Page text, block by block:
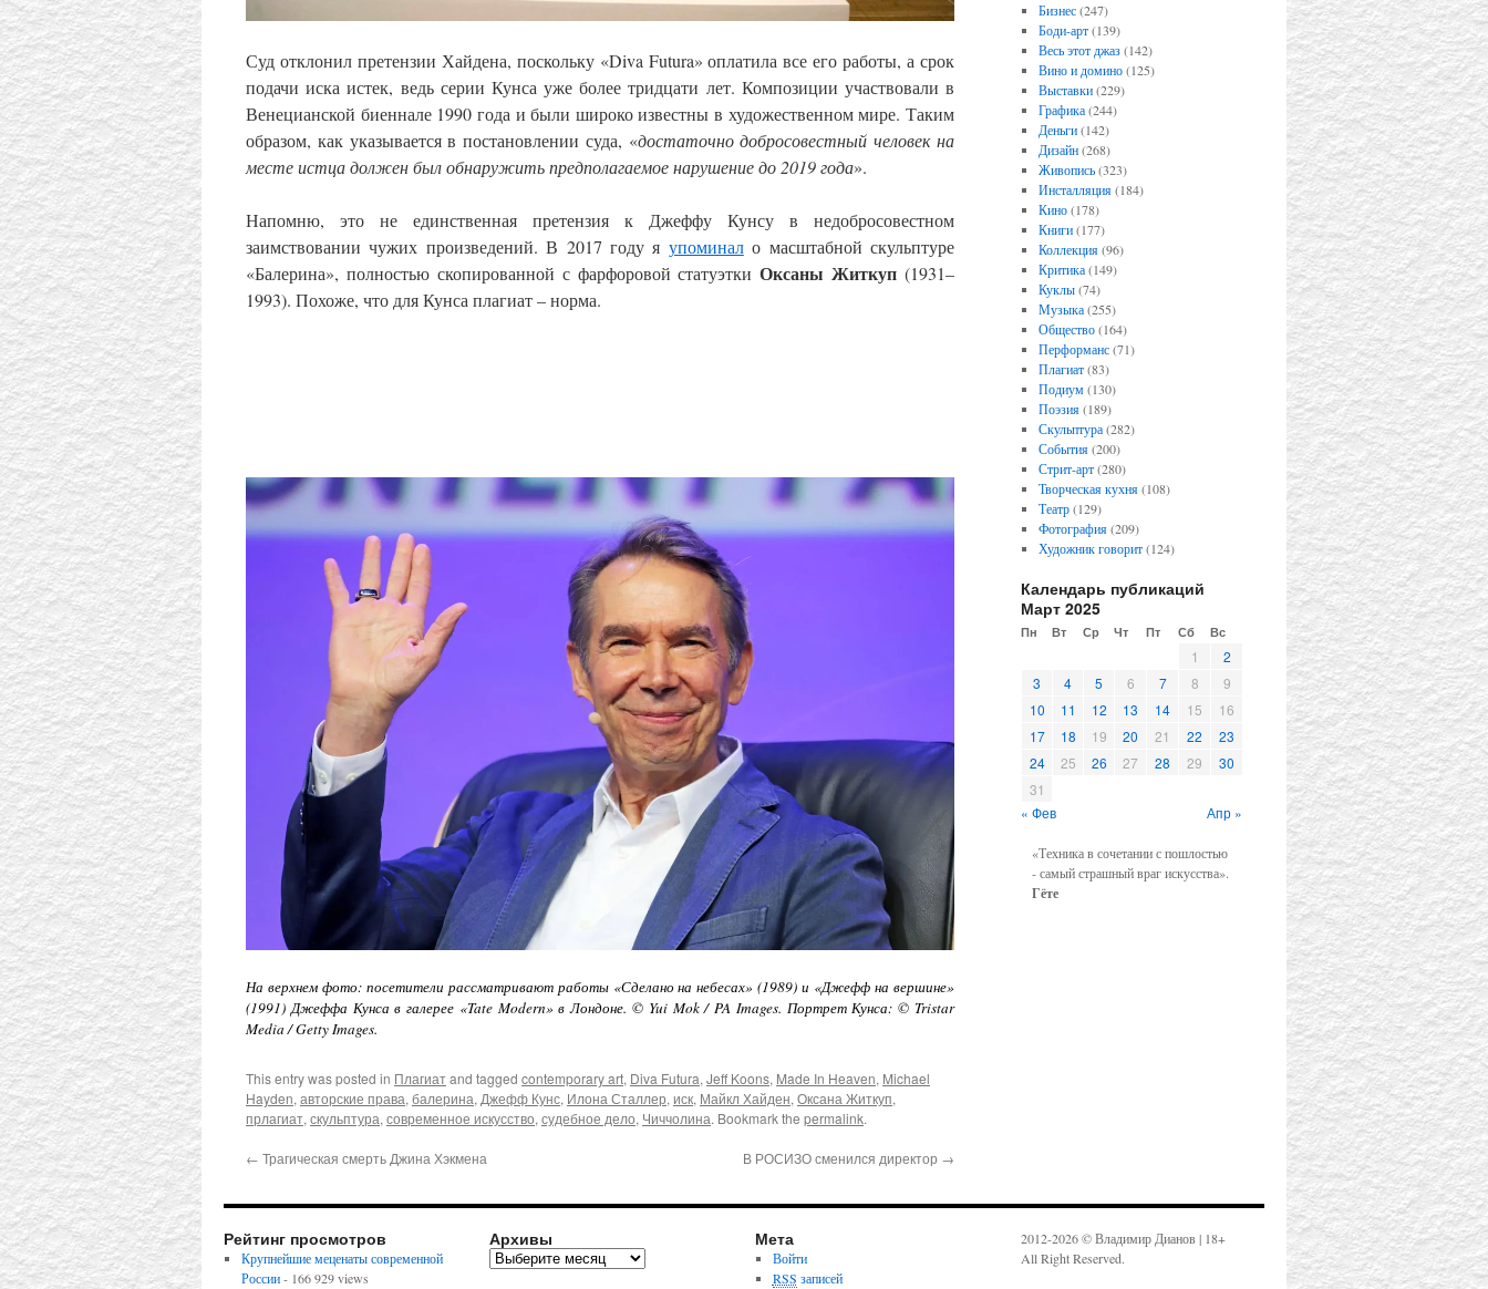
Суд отклонил претензии Хайдена, поскольку «Diva Futura» оплатила все его работы, а срок
подачи иска истек, ведь серии Кунса уже более тридцати лет. Композиции участвовали в
Венецианской биеннале 1990 года и были широко известны в художественном мире. Таким
образом, как указывается в постановлении суда, «достаточно добросовестный человек на
месте истца должен был обнаружить предполагаемое нарушение до 2019 года».
Напомню, это не единственная претензия к Джеффу Кунсу в недобросовестном
заимствовании чужих произведений. В 2017 году я упоминало масштабной скульптуре
«Балерина», полностью скопированной с фарфоровой статуэткиОксаны Житкуп (1931–
1993). Похоже, что для Кунса плагиат – норма.
На верхнем фото: посетители рассматривают работы «Сделано на небесах» (1989) и «Джефф на вершине»
(1991) Джеффа Кунса в галерее «Tate Modern» в Лондоне. © Yui Mok / PA Images. Портрет Кунса: © Tristar
Media / Getty Images.
This entry was posted in Плагиатand tagged contemporary art, Diva Futura, Jeff Koons, Made In Heaven, Michael
Hayden, авторские права, балерина, Джефф Кунс, Илона Сталлер, иск, Майкл Хайден, Оксана Житкуп,
прлагиат, скульптура, современное искусство, судебное дело, Чиччолина. Bookmark the permalink.
← Трагическая смерть Джина Хэкмена В РОСИЗО сменился директор →
Бизнес(247)
Боди-арт(139)
Весь этот джаз(142)
Вино и домино(125)
Выставки(229)
Графика(244)
Деньги(142)
Дизайн(268)
Живопись(323)
Инсталляция(184)
Кино(178)
Книги(177)
Коллекция(96)
Критика(149)
Куклы(74)
Музыка(255)
Общество(164)
Перформанс(71)
Плагиат(83)
Подиум(130)
Поэзия(189)
Скульптура(282)
События(200)
Стрит-арт(280)
Творческая кухня(108)
Театр(129)
Фотография(209)
Художник говорит(124)
Календарь публикаций
Март 2025
Пн Вт Ср Чт Пт Сб Вс
« Фев Апр »
1
2
3
4 5 6 7 8
9
10
11 12 13 14 15
16
17
18 19 20 21 22
23
24
25 26 27 28 29
30
31
«Техника в сочетании с пошлостью
- самый страшный враг искусства».
Гёте
Рейтинг просмотров
Крупнейшие меценаты современной
России- 166 929 views
Архивы Мета
Войти
RSS записей
2012-2026 © Владимир Дианов | 18+
All Right Reserved.